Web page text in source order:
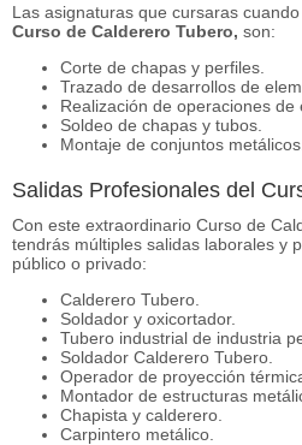
Las asignaturas que cursaras
Curso de Calderero Tubero, son:
Corte de chapas y perfiles.
Trazado de desarrollos de
Realización de operaciones de
Soldeo de chapas y tubos.
Montaje de conjuntos metálicos.
Salidas Profesionales del
Con este extraordinario Curso de
tendrás múltiples salidas laborales y
público o privado:
Calderero Tubero.
Soldador y oxicortador.
Tubero industrial de industria
Soldador Calderero Tubero.
Operador de proyección
Montador de estructuras
Chapista y calderero.
Carpintero metálico.